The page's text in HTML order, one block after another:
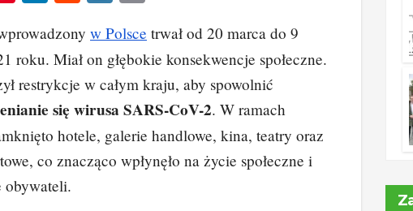
er
e
st
k
e
dI
n
d
di
t
o
p
p
y
Li
n
k
w Polsce trwał od 20 marca do 9
roku. Miał on głębokie konsekwencje społeczne.
restrykcje w całym kraju, aby spowolnić
się wirusa SARS-CoV-2. W ramach
hotele, galerie handlowe, kina, teatry oraz
co znacząco wpłynęło na życie społeczne i
obywateli.